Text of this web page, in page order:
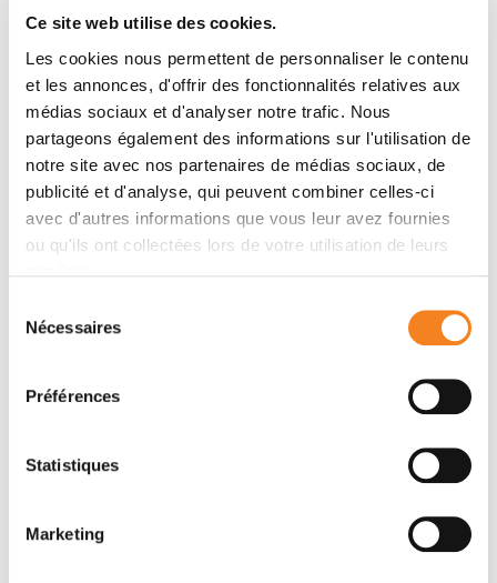
Ce site web utilise des cookies.
Les cookies nous permettent de personnaliser le contenu
et les annonces, d'offrir des fonctionnalités relatives aux
médias sociaux et d'analyser notre trafic. Nous
partageons également des informations sur l'utilisation de
notre site avec nos partenaires de médias sociaux, de
publicité et d'analyse, qui peuvent combiner celles-ci
avec d'autres informations que vous leur avez fournies
ou qu'ils ont collectées lors de votre utilisation de leurs
Nécessaires
Préférences
Statistiques
Marketing
Khaled Ezzedine, Sébastien Lepreux, Eirikur
Steingrimsson, A. Taieb, Yvon Gauthier, Lionel Larue,
Véronique Delmas
Membres
VALERIE PETIT LIONEL LARUE
Directeur de recherche